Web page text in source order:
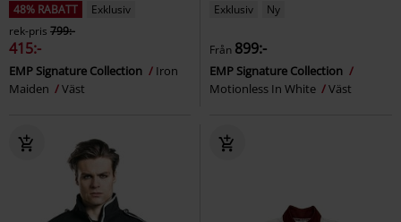
48% RABATT
Exklusiv
rek-pris 799:-
415:-
EMP Signature Collection
Iron
Maiden
Väst
Exklusiv Ny
Från 899:-
EMP Signature Collection
Motionless In White
Väst